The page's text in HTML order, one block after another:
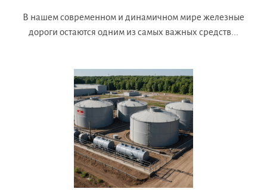
В нашем современном и динамичном мире железные
дороги остаются одним из самых важных средств...